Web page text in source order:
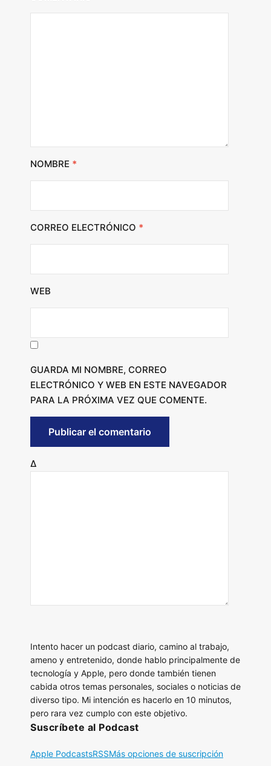
NOMBRE *
CORREO ELECTRÓNICO *
WEB
GUARDA MI NOMBRE, CORREO
ELECTRÓNICO Y WEB EN ESTE NAVEGADOR
PARA LA PRÓXIMA VEZ QUE COMENTE.
Δ
Intento hacer un podcast diario, camino al trabajo,
ameno y entretenido, donde hablo principalmente de
tecnología y Apple, pero donde también tienen
cabida otros temas personales, sociales o noticias de
diverso tipo. Mi intención es hacerlo en 10 minutos,
pero rara vez cumplo con este objetivo.
Suscríbete al Podcast
Apple PodcastsRSSMás opciones de suscripción